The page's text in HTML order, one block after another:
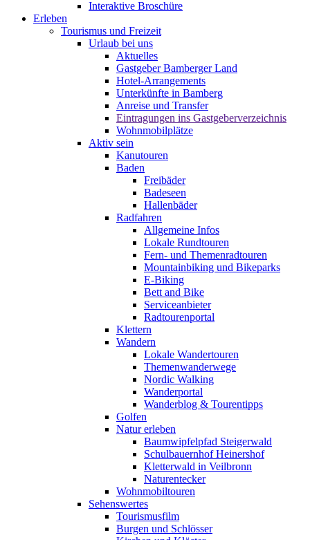
Interaktive Broschüre
Erleben
Tourismus und Freizeit
Urlaub bei uns
Aktuelles
Gastgeber Bamberger Land
Hotel-Arrangements
Unterkünfte in Bamberg
Anreise und Transfer
Eintragungen ins Gastgeberverzeichnis
Wohnmobilplätze
Aktiv sein
Kanutouren
Baden
Freibäder
Badeseen
Hallenbäder
Radfahren
Allgemeine Infos
Lokale Rundtouren
Fern- und Themenradtouren
Mountainbiking und Bikeparks
E-Biking
Bett and Bike
Serviceanbieter
Radtourenportal
Klettern
Wandern
Lokale Wandertouren
Themenwanderwege
Nordic Walking
Wanderportal
Wanderblog & Tourentipps
Golfen
Natur erleben
Baumwipfelpfad Steigerwald
Schulbauernhof Heinershof
Kletterwald in Veilbronn
Naturentecker
Wohnmobiltouren
Sehenswertes
Tourismusfilm
Burgen und Schlösser